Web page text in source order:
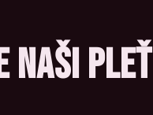
NAŠI PLEŤ